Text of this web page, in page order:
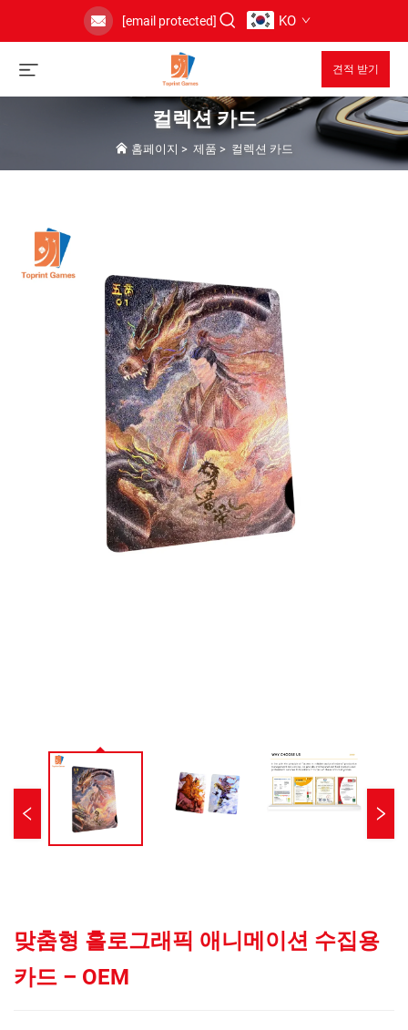
[email protected] KO
견적 받기
컬렉션 카드
홈페이지 > 제품 > 컬렉션 카드
맞춤형 홀로그래픽 애니메이션 수집용
카드 – OEM